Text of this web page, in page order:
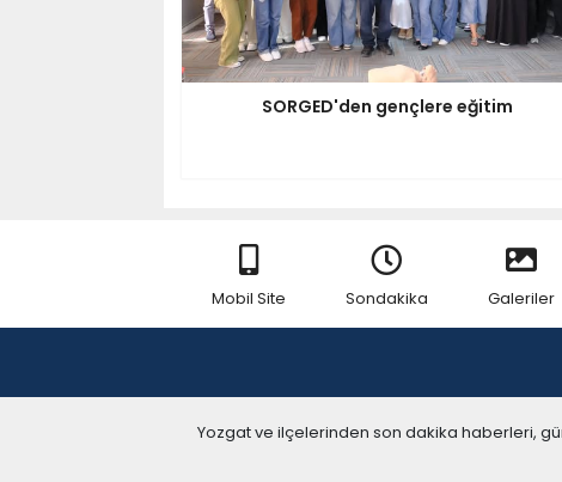
SORGED'den gençlere eğitim
Mobil Site Sondakika Galeriler
Yozgat ve ilçelerinden son dakika haberleri,